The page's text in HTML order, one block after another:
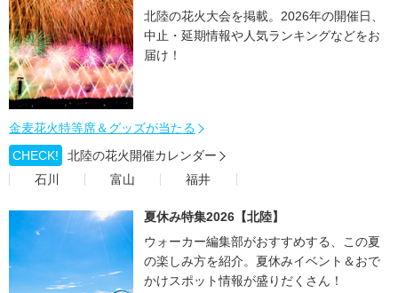
北陸の花火大会を掲載。2026年の開催日、
中止・延期情報や人気ランキングなどをお
届け！
金麦花火特等席＆グッズが当たる
CHECK!
北陸の花火開催カレンダー
石川
富山 福井
夏休み特集2026【北陸】
ウォーカー編集部がおすすめする、この夏
の楽しみ方を紹介。夏休みイベント＆おで
かけスポット情報が盛りだくさん！